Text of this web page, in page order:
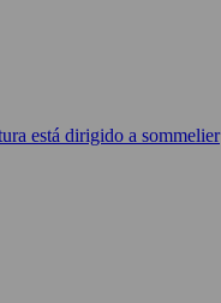
está dirigido a sommelier